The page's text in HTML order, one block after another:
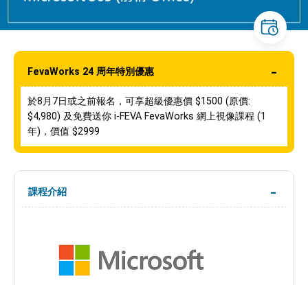
FevaWorks 24 周年特別優惠
於8月7日或之前報名，可享超級優惠價 $1500 (原價:
$4,980) 及免費送你 i-FEVA FevaWorks 網上視像課程 (1
年)，價值 $2999
課程介紹